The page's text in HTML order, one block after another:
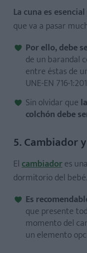
La cuna es
que va a pasar
Por ello, debe
de un barandal
entre éstas de
UNE-EN 716-
Sin olvidar que
colchón debe
5. Cambiador
Elcambiadores
dormitorio del bebé.
Es
que presente
momento del
un elemento